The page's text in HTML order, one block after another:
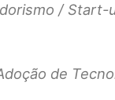
/ Start-
de